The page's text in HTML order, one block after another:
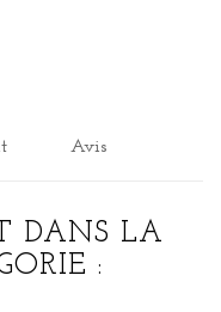
Avis
DANS LA
: